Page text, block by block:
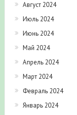
Август 2024
Июль 2024
Июнь 2024
Май 2024
Апрель 2024
Март 2024
Февраль 2024
Январь 2024